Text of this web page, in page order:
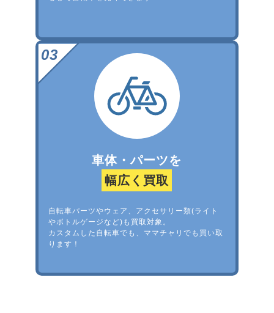
車体・パーツを
幅広く買取
自転車パーツやウェア、アクセサリー類(ライト
やボトルゲージなど)も買取対象。
カスタムした自転車でも、ママチャリでも買い取
ります！